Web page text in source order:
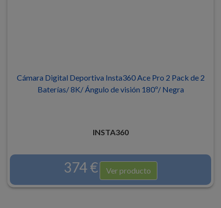
Cámara Digital Deportiva Insta360 Ace Pro 2 Pack de 2
Baterías/ 8K/ Ángulo de visión 180º/ Negra
INSTA360
374 € Ver producto